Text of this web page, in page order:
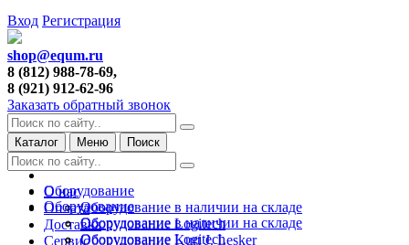
Вход Регистрация
shop@equm.ru
8 (812) 988-78-69,
8 (921) 912-62-96
Заказать обратный звонок
Каталог Меню Поиск
О нас
Оплата
Доставка
Сервис
Оборудование
Оборудование в наличии на складе
Оборудование Logitech
Оборудование Kurt J. Lesker
Оборудование
Оборудование в наличии на складе
Оборудование Logitech